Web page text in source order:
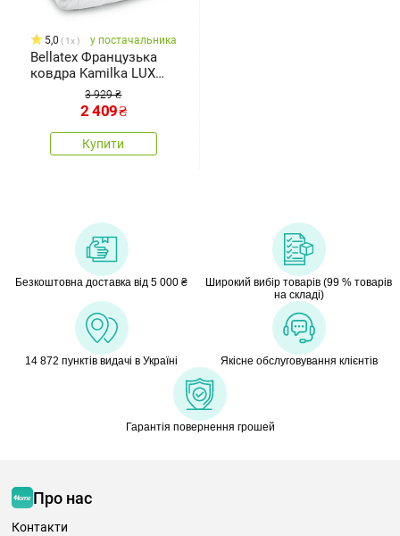
5,0 1x у постачальника
Bellatex Французька
ковдра Kamilka LUX
літня, 180 x 200 см
3 929 ₴
2 409₴
Купити
Безкоштовна доставка від 5 000 ₴
Широкий вибір товарів (99 % товарів
на складі)
14 872 пунктів видачі в Україні Якісне обслуговування клієнтів
Гарантія повернення грошей
Про нас
Контакти